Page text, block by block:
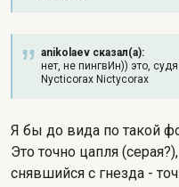
anikolaev сказал(а):
нет, не пингвИн)) это,
Nycticorax Nictycorax
Я бы до вида по такой
Это точно цапля
снявшийся с гнезда -